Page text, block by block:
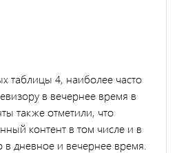
таблицы 4, наиболее часто
в вечернее время в
также отметили, что
контент в том числе и в
дневное и вечернее время.